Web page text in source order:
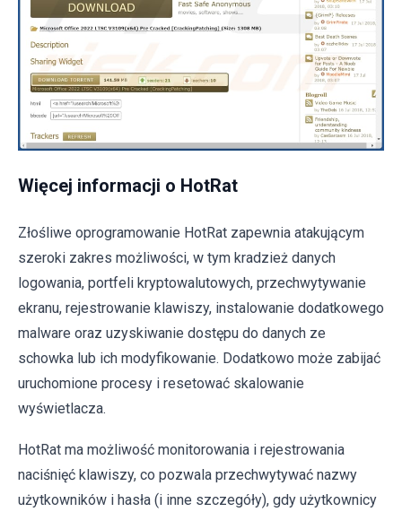
Więcej informacji o HotRat
Złośliwe oprogramowanie HotRat zapewnia atakującym
szeroki zakres możliwości, w tym kradzież danych
logowania, portfeli kryptowalutowych, przechwytywanie
ekranu, rejestrowanie klawiszy, instalowanie dodatkowego
malware oraz uzyskiwanie dostępu do danych ze
schowka lub ich modyfikowanie. Dodatkowo może zabijać
uruchomione procesy i resetować skalowanie
wyświetlacza.
HotRat ma możliwość monitorowania i rejestrowania
naciśnięć klawiszy, co pozwala przechwytywać nazwy
użytkowników i hasła (i inne szczegóły), gdy użytkownicy